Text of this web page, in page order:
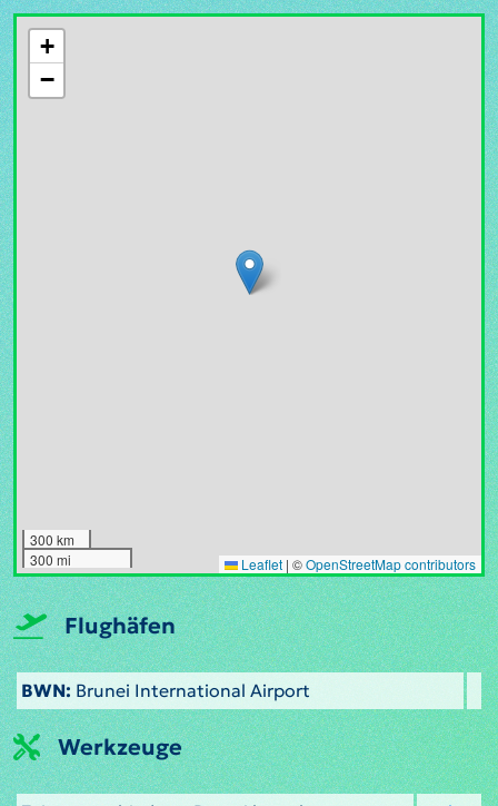
+
−
300 km
300 mi
Leaflet | ©OpenStreetMap contributors
Flughäfen
BWN: Brunei International Airport
Werkzeuge